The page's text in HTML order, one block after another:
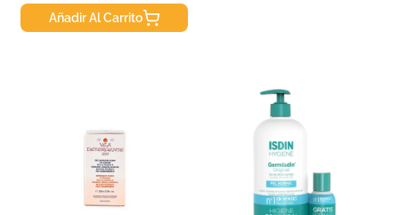
Añadir Al Carrito